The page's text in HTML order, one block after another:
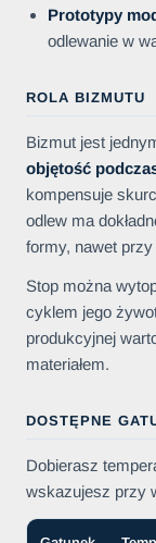
Prototypy
odlewanie w
ROLA BIZMUTU
Bizmut jest
objętość
kompensuje
odlew ma
formy, nawet
Stop można
cyklem jego
produkcyjnej
materiałem.
DOSTĘPNE
Dobierasz
wskazujesz przy